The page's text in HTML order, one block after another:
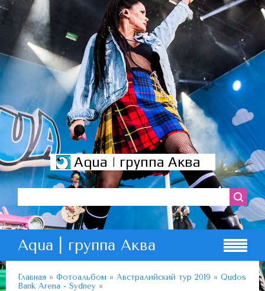
Aqua | группа Аква
Aqua | группа Аква
Главная » Фотоальбом » Австралийский тур 2019 » Qudos
Bank Arena - Sydney »